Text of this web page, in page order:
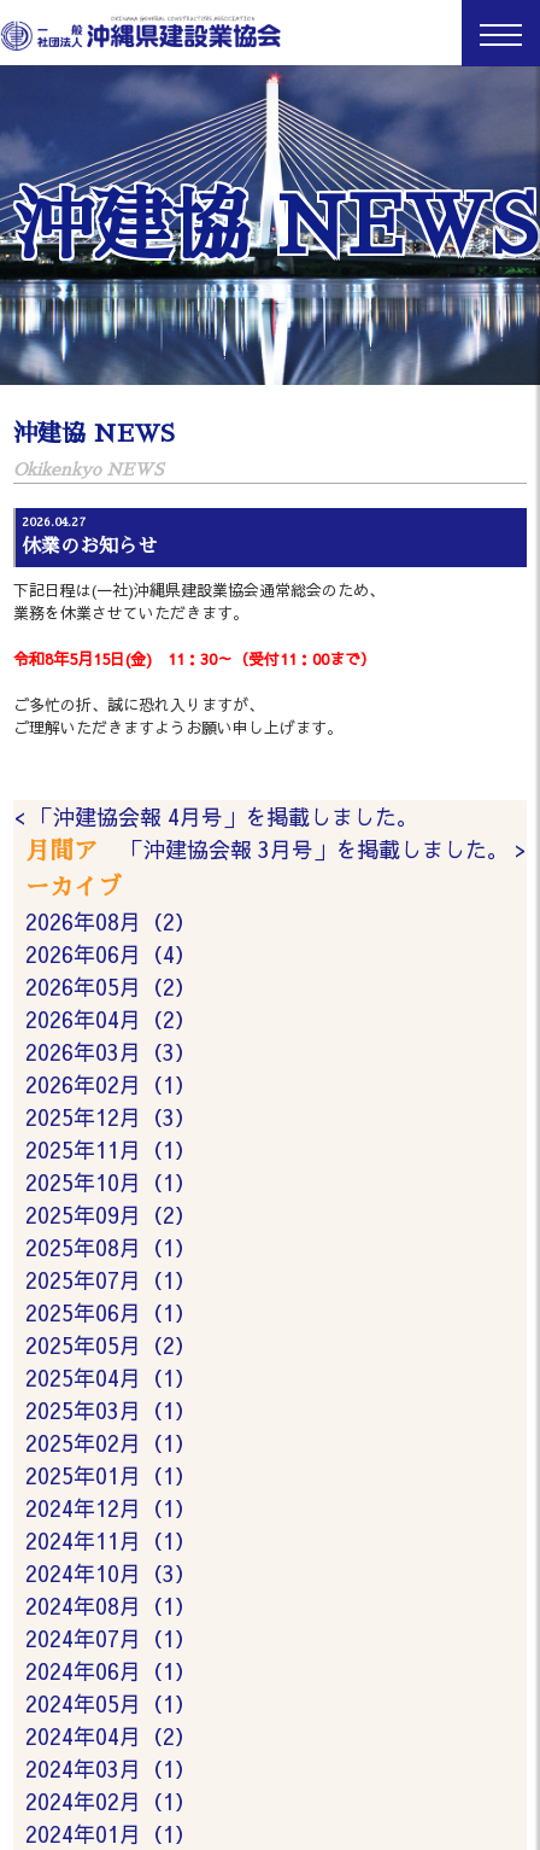
沖建協 NEWS
沖建協 NEWS
Okikenkyo NEWS
2026.04.27
休業のお知らせ
下記日程は(一社)沖縄県建設業協会通常総会のため、
業務を休業させていただきます。
令和8年5月15日(金) 11：30～（受付11：00まで）
ご多忙の折、誠に恐れ入りますが、
ご理解いただきますようお願い申し上げます。
< 「沖建協会報 4月号」を掲載しました。
「沖建協会報 3月号」を掲載しました。 >
月間ア
ーカイブ
2026年08月（2）
2026年06月（4）
2026年05月（2）
2026年04月（2）
2026年03月（3）
2026年02月（1）
2025年12月（3）
2025年11月（1）
2025年10月（1）
2025年09月（2）
2025年08月（1）
2025年07月（1）
2025年06月（1）
2025年05月（2）
2025年04月（1）
2025年03月（1）
2025年02月（1）
2025年01月（1）
2024年12月（1）
2024年11月（1）
2024年10月（3）
2024年08月（1）
2024年07月（1）
2024年06月（1）
2024年05月（1）
2024年04月（2）
2024年03月（1）
2024年02月（1）
2024年01月（1）